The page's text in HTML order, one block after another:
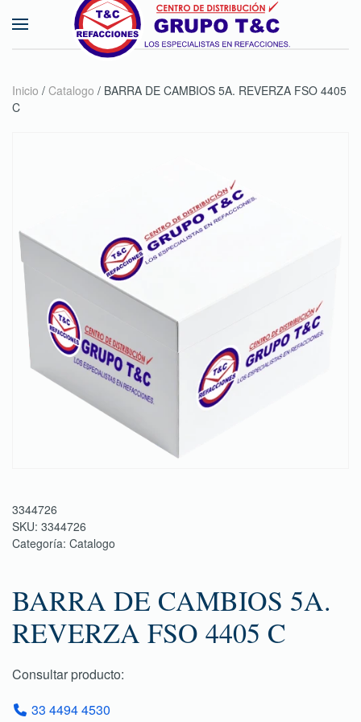
Skip to main content
Inicio / Catalogo / BARRA DE CAMBIOS 5A. REVERZA FSO 4405
C
3344726
SKU: 3344726
Categoría: Catalogo
BARRA DE CAMBIOS 5A.
REVERZA FSO 4405 C
Consultar producto:
33 4494 4530